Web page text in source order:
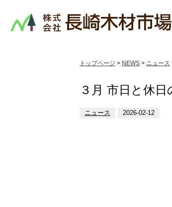
トップページ > NEWS > ニュース
３月 市日と休
ニュース 2026-02-12